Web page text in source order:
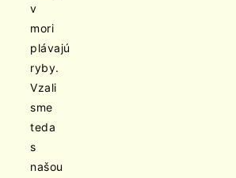
v
mori
plávajú
ryby.
Vzali
sme
teda
s
našou